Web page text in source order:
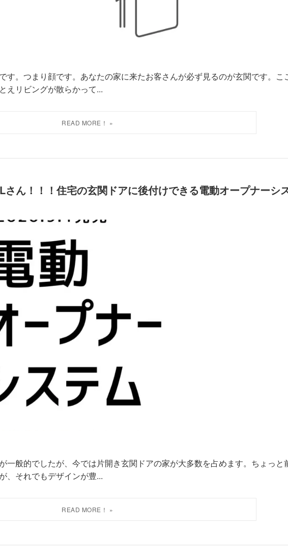
す。つまり顔です。あなたの家に来たお客さんが必ず見るのが玄関です。こ
えリビングが散らかって...
ん！！！住宅の玄関ドアに後付けできる電動オープナーシ
一般的でしたが、今では片開き玄関ドアの家が大多数を占めます。ちょっと
、それでもデザインが豊...